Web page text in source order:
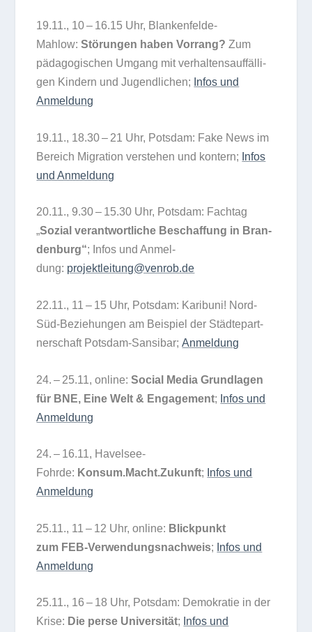
19.11., 10 – 16.15 Uhr, Blan­ken­felde-
Mahlow:Stö­run­gen haben Vor­rang?Zum
päd­ago­gi­schen Umgang mit ver­hal­tens­auf­fäl­li­
gen Kin­dern und Jugend­li­chen; Infos und
Anmeldung
19.11., 18.30 – 21 Uhr, Pots­dam: Fake News im
Bereich Migra­tion ver­ste­hen und kon­tern; Infos
und Anmel­dung
20.11., 9.30 – 15.30 Uhr, Pots­dam: Fach­tag
„Sozial ver­ant­wort­li­che Beschaf­fung in Bran­
den­burg“; Infos und Anmel­
dung: projektleitung@venrob.de
22.11., 11 – 15 Uhr, Pots­dam: Kari­buni! Nord-
Süd-Bezie­hun­gen am Bei­spiel der Städ­te­part­
ner­schaft Pots­dam-San­si­bar;Anmel­dung
24. – 25.11, online:Social Media Grund­la­gen
für BNE, Eine Welt & Enga­ge­ment; Infos und
Anmeldung
24. – 16.11, Havel­see-
Fohrde: Konsum.Macht.Zukunft; Infos und
Anmeldung
25.11., 11 – 12 Uhr, online: Blick­punkt
zum FEB-Ver­wen­dungs­nach­weis; Infos und
Anmel­dung
25.11., 16 – 18 Uhr, Pots­dam: Demo­kra­tie in der
Krise: Die perse Uni­ver­si­tät; Infos und